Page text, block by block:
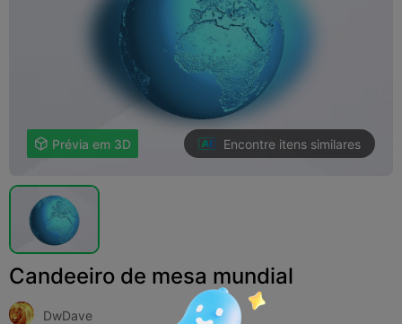
 Prévia em 3D Encontre itens similares
Candeeiro de mesa mundial
DwDave